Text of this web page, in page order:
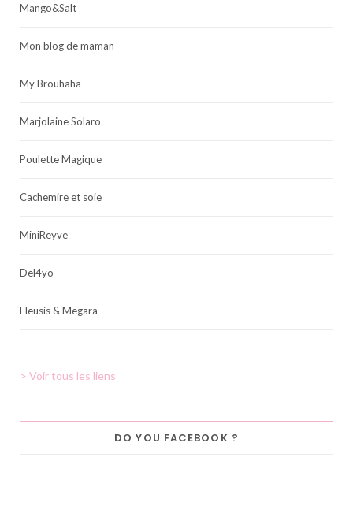
Mango&Salt
Mon blog de maman
My Brouhaha
Marjolaine Solaro
Poulette Magique
Cachemire et soie
MiniReyve
Del4yo
Eleusis & Megara
> Voir tous les liens
DO YOU FACEBOOK ?